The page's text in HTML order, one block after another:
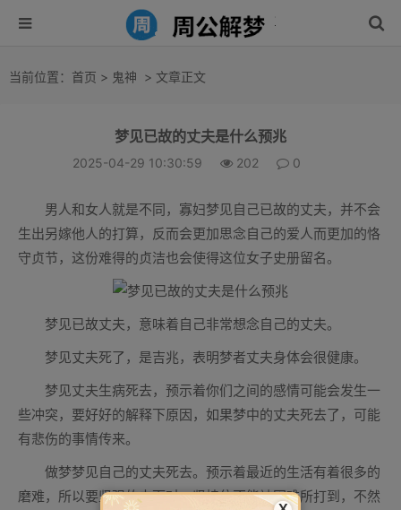
当前位置： 首页 > 鬼神 > 文章正文
梦见已故的丈夫是什么预兆
2025-04-29 10:30:59 202 0
男人和女人就是不同，寡妇梦见自己已故的丈夫，并不会
生出另嫁他人的打算，反而会更加思念自己的爱人而更加的恪
守贞节，这份难得的贞洁也会使得这位女子史册留名。
梦见已故丈夫，意味着自己非常想念自己的丈夫。
梦见丈夫死了，是吉兆，表明梦者丈夫身体会很健康。
梦见丈夫生病死去，预示着你们之间的感情可能会发生一
些冲突，要好好的解释下原因，如果梦中的丈夫死去了，可能
有悲伤的事情传来。
做梦梦见自己的丈夫死去。预示着最近的生活有着很多的
磨难，所以要坚强的去面对，坚持住不能被困难所打到，不然